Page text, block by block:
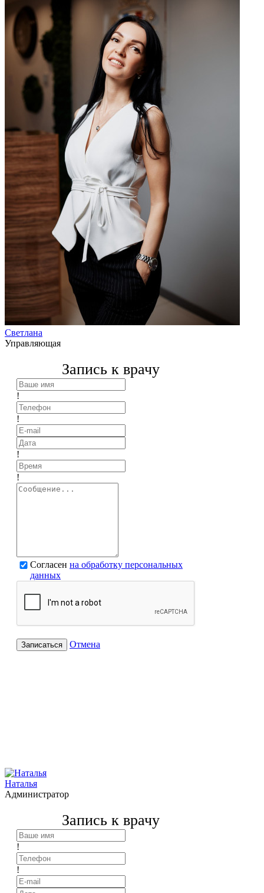
Светлана
Управляющая
Запись к врачу
!
!
!
!
Согласен на обработку персональных
данных
Записаться Отмена
Наталья
Администратор
Запись к врачу
!
!